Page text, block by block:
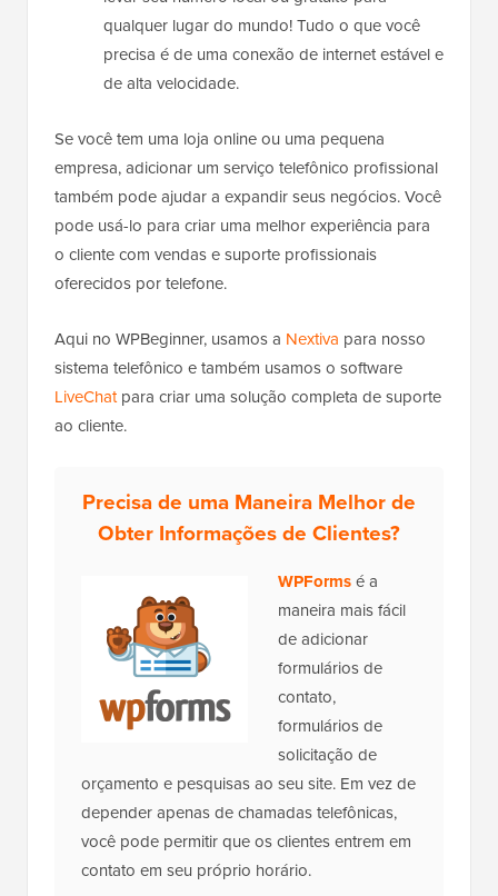
qualquer lugar do mundo! Tudo o que você
precisa é de uma conexão de internet estável e
de alta velocidade.
Se você tem uma loja online ou uma pequena
empresa, adicionar um serviço telefônico profissional
também pode ajudar a expandir seus negócios. Você
pode usá-lo para criar uma melhor experiência para
o cliente com vendas e suporte profissionais
oferecidos por telefone.
Aqui no WPBeginner, usamos a Nextiva para nosso
sistema telefônico e também usamos o software
LiveChatpara criar uma solução completa de suporte
ao cliente.
Precisa de uma Maneira Melhor de
Obter Informações de Clientes?
WPFormsé a
maneira mais fácil
de adicionar
formulários de
contato,
formulários de
solicitação de
orçamento e pesquisas ao seu site. Em vez de
depender apenas de chamadas telefônicas,
você pode permitir que os clientes entrem em
contato em seu próprio horário.